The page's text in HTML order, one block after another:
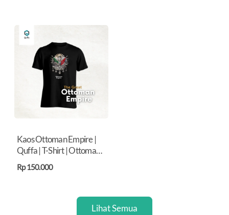
Kaos Ottoman Empire |
Quffa | T-Shirt | Ottoman
Empire | Turki Utsmani |
Ottoman | Kaos Dakwah
Rp 150.000
Lihat Semua